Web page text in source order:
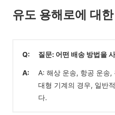
유도 용해로에 대
Q: 질문: 어떤 배송 방법을
A:
A: 해상 운송, 항공 운송
대형 기계의 경우, 일반
다.